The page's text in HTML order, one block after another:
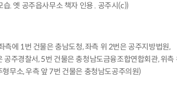
습. 옛 공주읍사무소 책자 인용 . 공주시(c))
측에 1번 건물은 충남도청, 좌측 위 2번은 공주지방법원,
공주경찰서, 5번 건물은 충청남도금융조합연합회관, 위측
무소, 우측 앞 7번 건물은 충청남도공주의원)